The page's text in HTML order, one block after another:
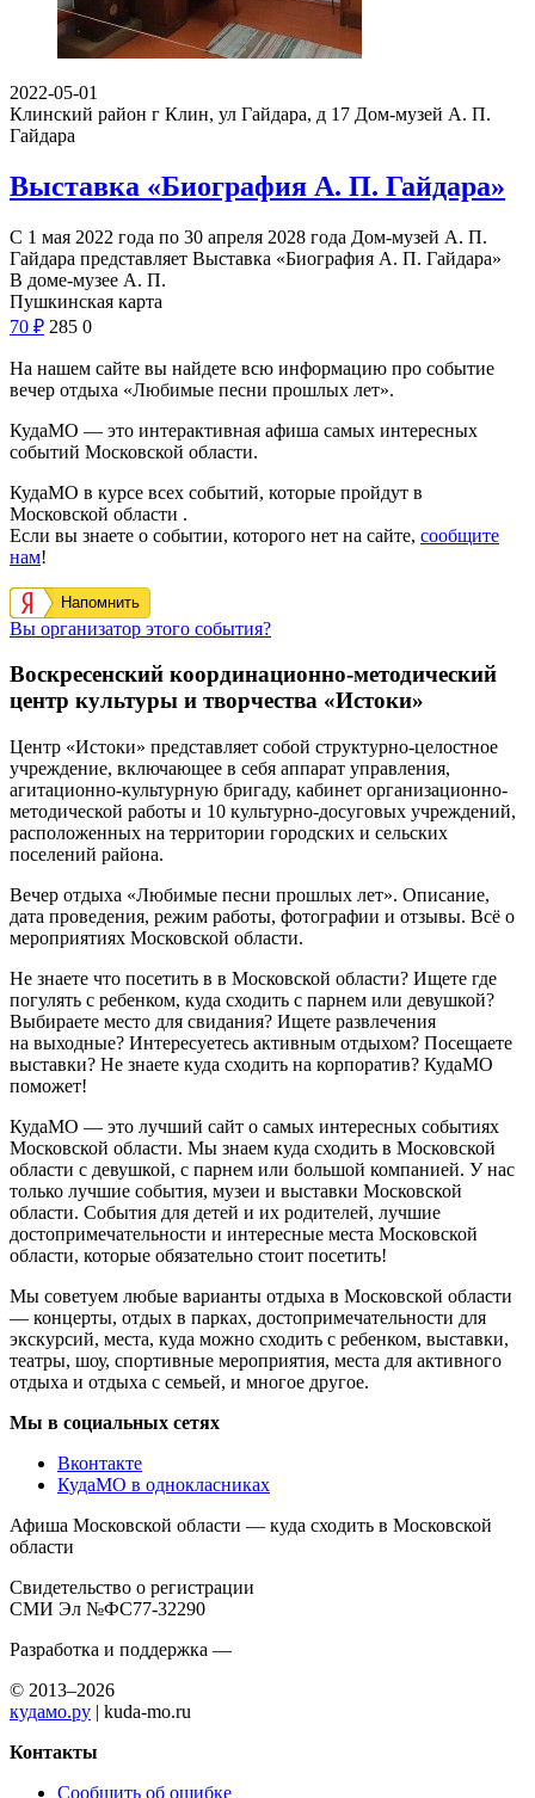
2022-05-01
Клинский район г Клин, ул Гайдара, д 17 Дом-музей А. П.
Гайдара
Выставка «Биография А. П. Гайдара»
С 1 мая 2022 года по 30 апреля 2028 года Дом-музей А. П.
Гайдара представляет Выставка «Биография А. П. Гайдара»
В доме-музее А. П.
Пушкинская карта
70 ₽ 285 0
На нашем сайте вы найдете всю информацию про событие
вечер отдыха «Любимые песни прошлых лет».
КудаМО — это интерактивная афиша самых интересных
событий Московской области.
КудаМО в курсе всех событий, которые пройдут в
Московской области .
Если вы знаете о событии, которого нет на сайте, сообщите
нам!
Напомнить
Вы организатор этого события?
Воскресенский координационно-методический
центр культуры и творчества «Истоки»
Центр «Истоки» представляет собой структурно-целостное
учреждение, включающее в себя аппарат управления,
агитационно-культурную бригаду, кабинет организационно-
методической работы и 10 культурно-досуговых учреждений,
расположенных на территории городских и сельских
поселений района.
Вечер отдыха «Любимые песни прошлых лет». Описание,
дата проведения, режим работы, фотографии и отзывы. Всё о
мероприятиях Московской области.
Не знаете что посетить в в Московской области? Ищете где
погулять с ребенком, куда сходить с парнем или девушкой?
Выбираете место для свидания? Ищете развлечения
на выходные? Интересуетесь активным отдыхом? Посещаете
выставки? Не знаете куда сходить на корпоратив? КудаМО
поможет!
КудаМО — это лучший сайт о самых интересных событиях
Московской области. Мы знаем куда сходить в Московской
области с девушкой, с парнем или большой компанией. У нас
только лучшие события, музеи и выставки Московской
области. События для детей и их родителей, лучшие
достопримечательности и интересные места Московской
области, которые обязательно стоит посетить!
Мы советуем любые варианты отдыха в Московской области
— концерты, отдых в парках, достопримечательности для
экскурсий, места, куда можно сходить с ребенком, выставки,
театры, шоу, спортивные мероприятия, места для активного
отдыха и отдыха с семьей, и многое другое.
Мы в социальных сетях
Вконтакте
КудаМО в однокласниках
Афиша Московской области — куда сходить в Московской
области
Свидетельство о регистрации
СМИ Эл №ФС77-32290
Разработка и поддержка —
© 2013–2026
кудамо.ру | kuda-mo.ru
Контакты
Сообщить об ошибке